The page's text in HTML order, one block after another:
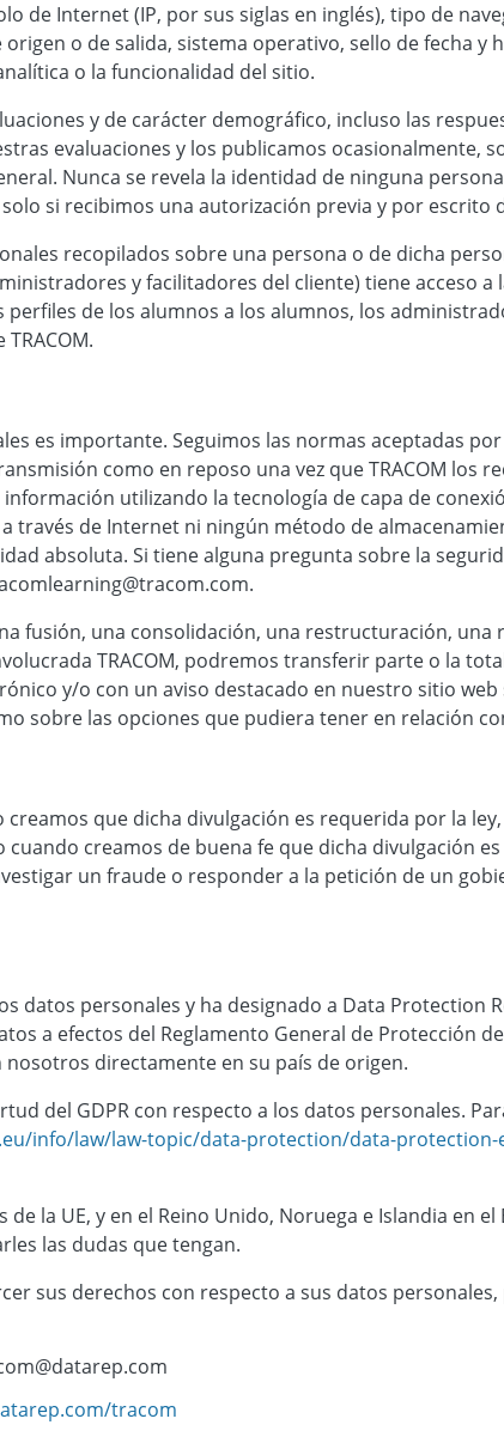
de Internet (IP, por sus siglas en inglés), tipo de
o de salida, sistema operativo, sello de fecha y
o la funcionalidad del sitio.
y de carácter demográfico, incluso las
evaluaciones y los publicamos ocasionalmente,
Nunca se revela la identidad de ninguna
si recibimos una autorización previa y por escrito
recopilados sobre una persona o de dicha
y facilitadores del cliente) tiene acceso
de los alumnos a los alumnos, los
es importante. Seguimos las normas aceptadas
como en reposo una vez que TRACOM los
utilizando la tecnología de capa de
través de Internet ni ningún método de
absoluta. Si tiene alguna pregunta sobre la
fusión, una consolidación, una restructuración,
TRACOM, podremos transferir parte o la
y/o con un aviso destacado en nuestro sitio
sobre las opciones que pudiera tener en relación
que dicha divulgación es requerida por la
creamos de buena fe que dicha divulgación
un fraude o responder a la petición de un
datos personales y ha designado a Data Protection
a efectos del Reglamento General de Protección
directamente en su país de origen.
del GDPR con respecto a los datos personales.
info/law/law-topic/data-protection/data-protection-
la UE, y en el Reino Unido, Noruega e Islandia en el
las dudas que tengan.
sus derechos con respecto a sus datos
tracom